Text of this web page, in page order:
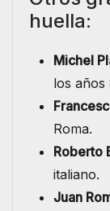
huella:
Michel
los años
Roma.
Roberto
italiano.
Juan